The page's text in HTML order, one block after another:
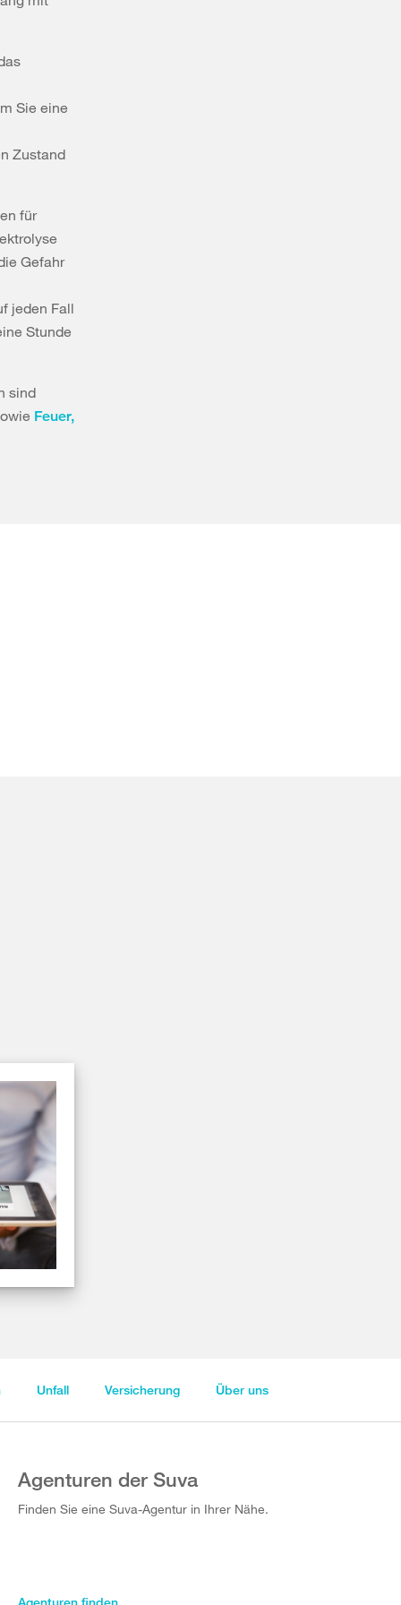
Sie eine
Zustand
für
Gefahr
jeden Fall
Stunde
sind
Feuer,
Unfall Versicherung Über uns
Agenturen der Suva
Finden Sie eine Suva-Agentur in Ihrer Nähe.
Agenturen finden